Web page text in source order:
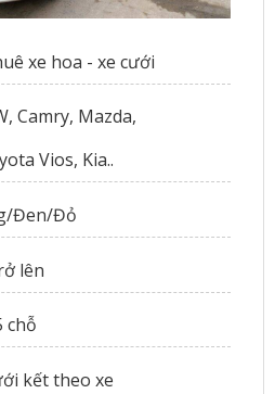
xe hoa - xe cưới
Camry, Mazda,
Vios, Kia..
Đen/Đỏ
lên
chỗ
kết theo xe